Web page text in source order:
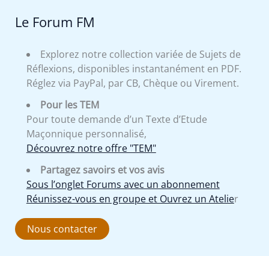
Le Forum FM
Explorez notre collection variée de Sujets de
Réflexions, disponibles instantanément en PDF.
Réglez via PayPal, par CB, Chèque ou Virement.
Pour les TEM
Pour toute demande d’un Texte d’Etude
Maçonnique personnalisé,
Découvrez notre offre "TEM"
Partagez savoirs et vos avis
Sous l’onglet Forums avec un abonnement
Réunissez-vous en groupe et Ouvrez un Atelier
Nous contacter